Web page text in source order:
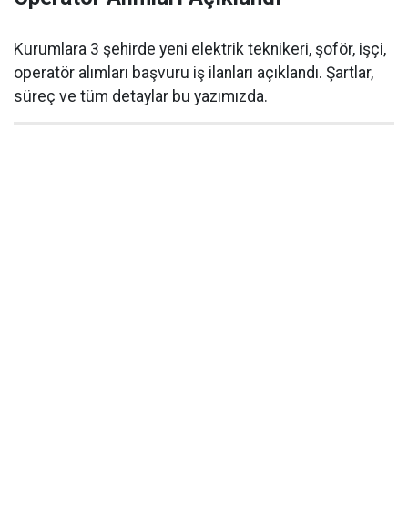
Kurumlara 3 şehirde yeni elektrik teknikeri, şoför, işçi,
operatör alımları başvuru iş ilanları açıklandı. Şartlar,
süreç ve tüm detaylar bu yazımızda.